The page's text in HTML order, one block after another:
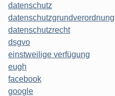
datenschutz
datenschutzgrundverordnung
datenschutzrecht
dsgvo
einstweilige verfügung
eugh
facebook
google